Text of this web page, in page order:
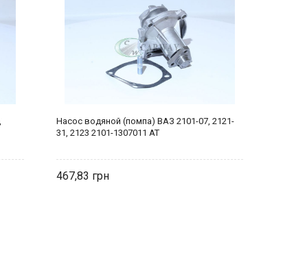
Насос водяной (помпа) ВАЗ 2101-07, 2121-
31, 2123 2101-1307011 AT
467,83